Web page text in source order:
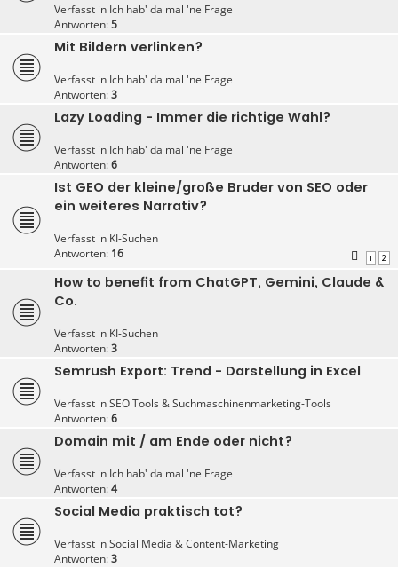
Verfasst in Ich hab' da mal 'ne Frage
Antworten:5
Mit Bildern verlinken?
Verfasst in Ich hab' da mal 'ne Frage
Antworten:3
Lazy Loading - Immer die richtige Wahl?
Verfasst in Ich hab' da mal 'ne Frage
Antworten:6
Ist GEO der kleine/große Bruder von SEO oder
ein weiteres Narrativ?
Verfasst in KI-Suchen
Antworten: 16 1 2
How to benefit from ChatGPT, Gemini, Claude &
Co.
Verfasst in KI-Suchen
Antworten:3
Semrush Export: Trend - Darstellung in Excel
Verfasst inSEO Tools & Suchmaschinenmarketing-Tools
Antworten:6
Domain mit / am Ende oder nicht?
Verfasst in Ich hab' da mal 'ne Frage
Antworten:4
Social Media praktisch tot?
Verfasst inSocial Media & Content-Marketing
Antworten:3